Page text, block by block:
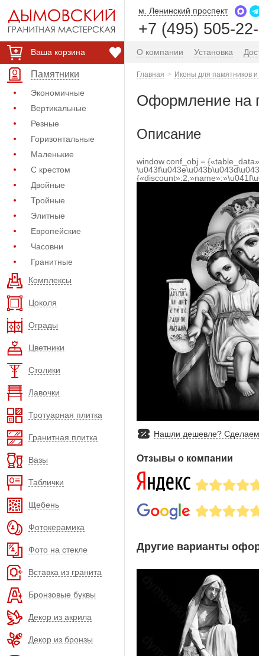
Ваша корзина
Памятники
Экономичные
Вертикальные
Резные
Горизонтальные
Маленькие
С крестом
Двойные
Тройные
Элитные
Европейские
Часовни
Гранитные
Комплексы
Цоколя
Ограды
Цветники
Столики
Лавочки
Тротуарная плитка
Гранитная плитка
Вазы
Таблички
Щебень
Фотокерамика
Фото на стекле
Вставка из гранита
Бронзовые буквы
Декор из акрила
Декор из бронзы
м. Ленинский проспект
+7 (495) 505-
О компании Установка
Главная Иконы для памятников и
Оформление на
Описание
window.conf_obj =
Нашли дешевле? Сделаем
Отзывы о компании
Другие варианты